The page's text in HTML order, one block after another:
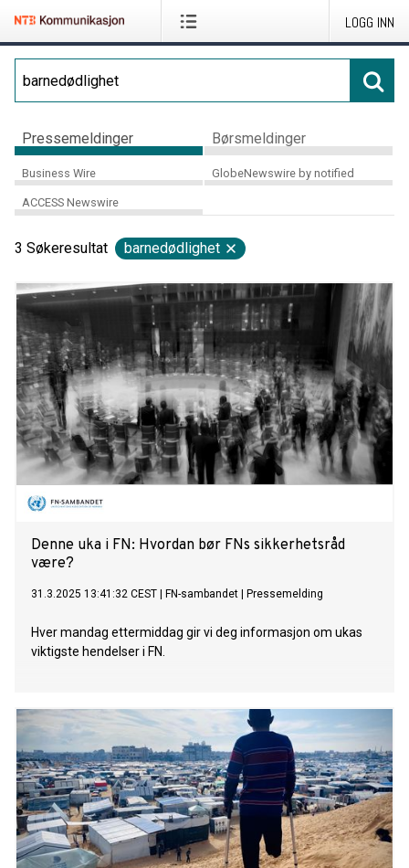
LOGG INN
Pressemeldinger Børsmeldinger
Business Wire GlobeNewswire by notified
ACCESS Newswire
3 Søkeresultat barnedødlighet
Denne uka i FN: Hvordan bør FNs sikkerhetsråd
være?
31.3.2025 13:41:32 CEST FN-sambandet Pressemelding
Hver mandag ettermiddag gir vi deg informasjon om ukas
viktigste hendelser i FN.